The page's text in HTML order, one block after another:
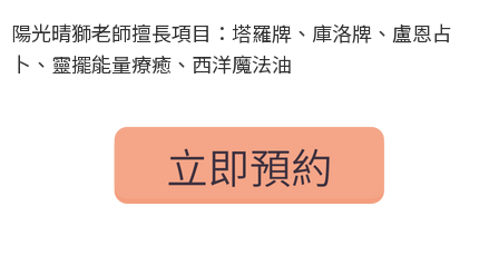
陽光晴獅老師擅長項目：塔羅牌、庫洛牌、盧恩占
卜、靈擺能量療癒、西洋魔法油